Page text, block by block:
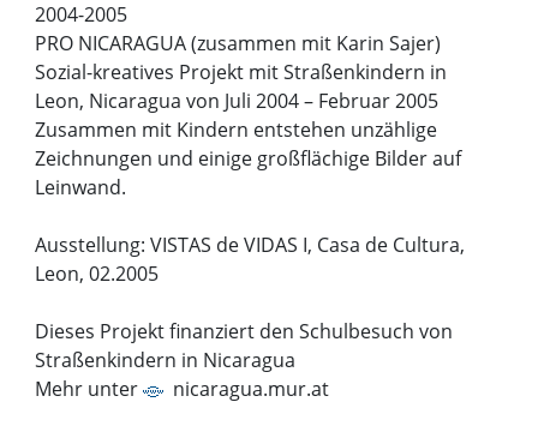
2004-2005
PRO NICARAGUA (zusammen mit Karin Sajer)
Sozial-kreatives Projekt mit Straßenkindern in
Leon, Nicaragua von Juli 2004 – Februar 2005
Zusammen mit Kindern entstehen unzählige
Zeichnungen und einige großflächige Bilder auf
Leinwand.
Ausstellung: VISTAS de VIDAS I, Casa de Cultura,
Leon, 02.2005
Dieses Projekt finanziert den Schulbesuch von
Straßenkindern in Nicaragua
Mehr unter
nicaragua.mur.at